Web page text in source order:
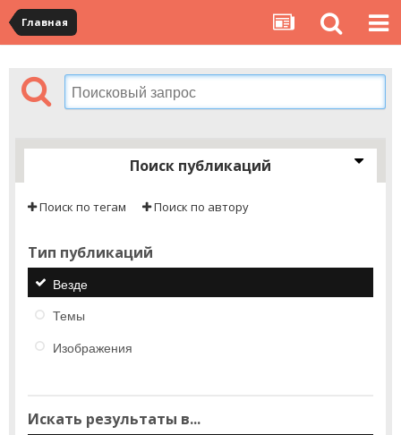
Главная
Поиск публикаций
Поиск по тегам Поиск по автору
Тип публикаций
Везде
Темы
Изображения
Искать результаты в...